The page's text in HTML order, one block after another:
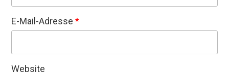
E-Mail-Adresse*
Website